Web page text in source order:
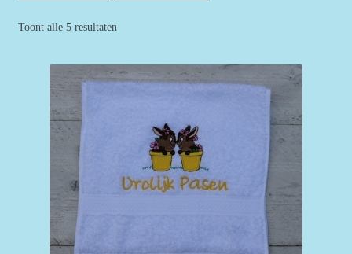
Toont alle 5 resultaten